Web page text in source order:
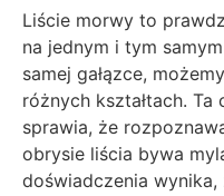
Liście morwy to
na jednym i tym
samej gałązce,
różnych kształtach. Ta
sprawia, że
obrysie liścia bywa
doświadczenia